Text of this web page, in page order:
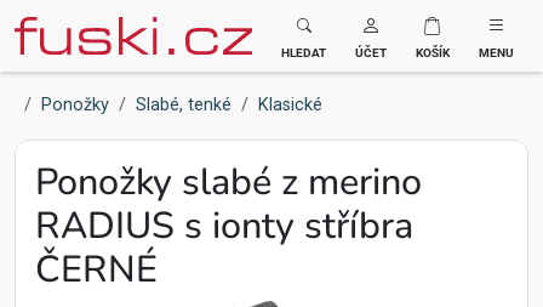
Fuski BOMA
HLEDAT ÚČET KOŠÍK MENU
Ponožky Slabé, tenké Klasické
Ponožky slabé z merino
RADIUS s ionty stříbra
ČERNÉ